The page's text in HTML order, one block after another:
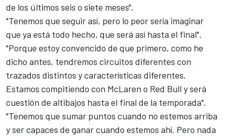
de los últimos seis o siete meses".
"Tenemos que seguir así, pero lo peor sería imaginar
que ya está todo hecho, que será así hasta el final".
"Porque estoy convencido de que primero, como he
dicho antes, tendremos circuitos diferentes con
trazados distintos y características diferentes.
Estamos compitiendo con McLaren o Red Bull y será
cuestión de altibajos hasta el final de la temporada".
"Tenemos que sumar puntos cuando no estemos arriba
y ser capaces de ganar cuando estemos ahí. Pero nada